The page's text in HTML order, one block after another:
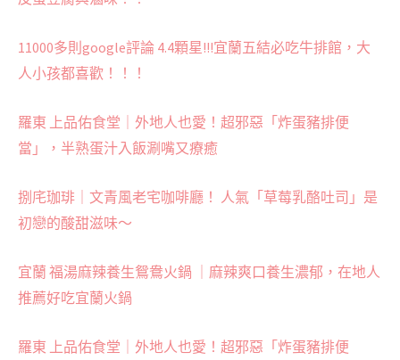
11000多則google評論 4.4顆星!!!宜蘭五結必吃牛排館，大
人小孩都喜歡！！！
羅東 上品佑食堂｜外地人也愛！超邪惡「炸蛋豬排便
當」，半熟蛋汁入飯涮嘴又療癒
捌㡯珈琲｜文青風老宅咖啡廳！ 人氣「草莓乳酪吐司」是
初戀的酸甜滋味～
宜蘭 福湯麻辣養生鴛鴦火鍋 ｜麻辣爽口養生濃郁，在地人
推薦好吃宜蘭火鍋
羅東 上品佑食堂｜外地人也愛！超邪惡「炸蛋豬排便